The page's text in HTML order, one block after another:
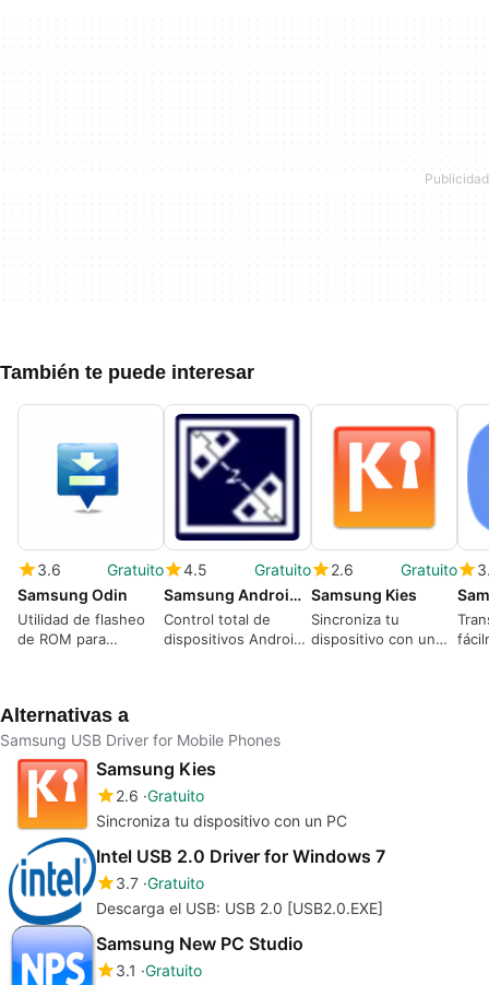
También te puede interesar
3.6
Gratuito
Samsung Odin
Utilidad de flasheo
de ROM para
4.5
Gratuito
Samsung Android USB Driver
Control total de
dispositivos Android
2.6
Gratuito
Samsung Kies
Sincroniza tu
dispositivo con un
Alternativas a
Samsung USB Driver for Mobile Phones
Samsung Kies
2.6 Gratuito
Sincroniza tu dispositivo con un PC
Intel USB 2.0 Driver for Windows 7
3.7 Gratuito
Descarga el USB: USB 2.0 [USB2.0.EXE]
Samsung New PC Studio
3.1 Gratuito